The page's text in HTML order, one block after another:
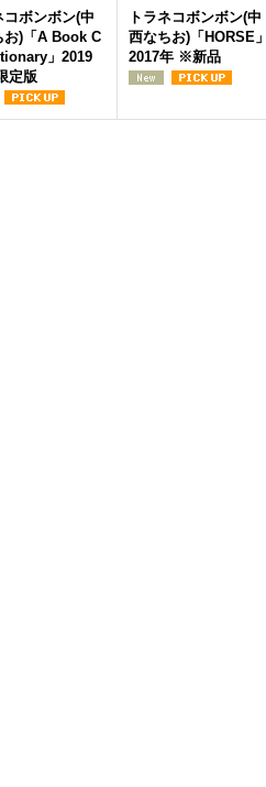
コボンボン(中
お)「A Book C
」2019
定版
トラネコボンボン(中
西なちお)「HORSE」
2017年 ※新品